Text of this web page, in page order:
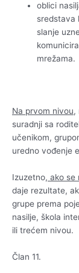
oblici
sredstava
slanje
mrežama.
Na prvom nivou,
suradnji sa
učenikom,
uredno vođenje
Izuzetno, ako se
daje rezultate,
grupe prema
nasilje, škola
ili trećem nivou.
Član 11.